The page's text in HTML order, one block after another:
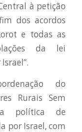
à petição
dos acordos
e todas as
da lei
do
Rurais Sem
a política de
por Israel, com